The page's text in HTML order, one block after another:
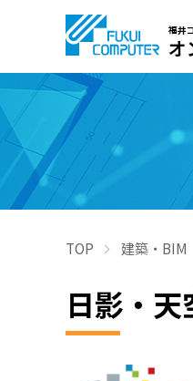
TOP 建築・BIM
日影・